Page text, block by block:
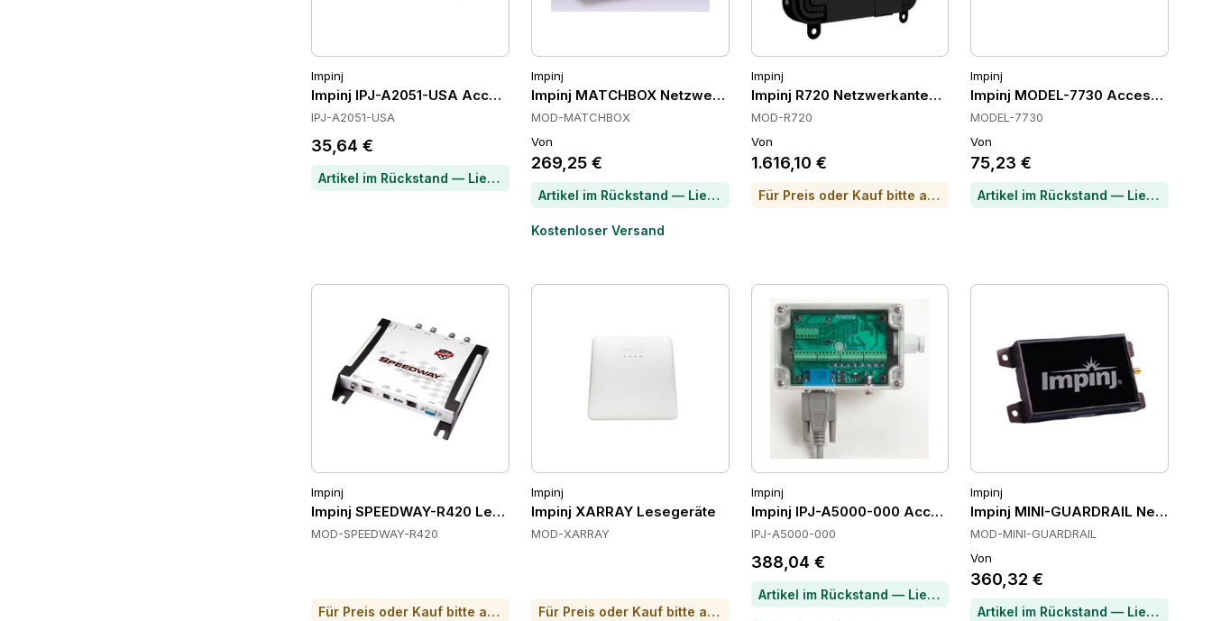
Impinj
Impinj IPJ-A2051-USA Accessories
IPJ-A2051-USA
35,64 €
Artikel im Rückstand — Lieferzeit per Chat erfragen
Impinj
Impinj MATCHBOX Netzwerkantennen
MOD-MATCHBOX
Von
269,25 €
Artikel im Rückstand — Lieferzeit per Chat erfragen
Kostenloser Versand
Impinj
Impinj R720 Netzwerkantennen
MOD-R720
Von
1.616,10 €
Für Preis oder Kauf bitte anrufen
Impinj
Impinj MODEL-7730 Accessories
MODEL-7730
Von
75,23 €
Artikel im Rückstand — Lieferzeit per Chat erfragen
Impinj
Impinj SPEEDWAY-R420 Lesegeräte
MOD-SPEEDWAY-R420
Für Preis oder Kauf bitte anrufen
Impinj
Impinj XARRAY Lesegeräte
MOD-XARRAY
Für Preis oder Kauf bitte anrufen
Impinj
Impinj IPJ-A5000-000 Accessories
IPJ-A5000-000
388,04 €
Artikel im Rückstand — Lieferzeit per Chat erfragen
Impinj
Impinj MINI-GUARDRAIL
MOD-MINI-GUARDRAIL
Von
360,32 €
Artikel im Rückstand — Lieferzeit per Chat erfragen